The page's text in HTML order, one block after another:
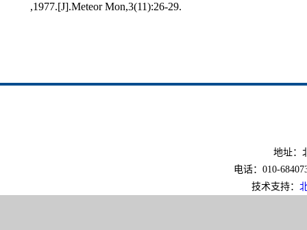
,1977.[J].Meteor Mon,3(11):26-29.
地址：
电话：010-
技术支持：